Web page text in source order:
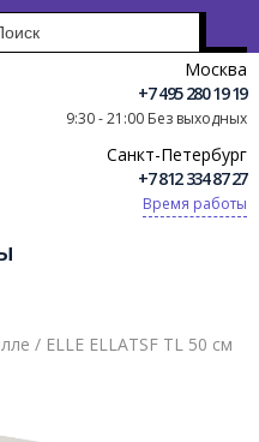
Москва
+7 495 280 19 19
9:30 - 21:00 Без выходных
Санкт-Петербург
+7 812 334 87 27
Время работы
/ ELLE ELLATSF TL 50 см